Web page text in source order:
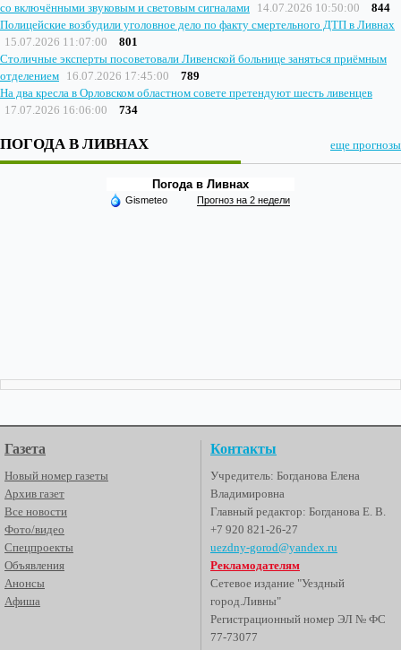
со включёнными звуковым и световым сигналами 14.07.2026 10:50:00
844
Полицейские возбудили уголовное дело по факту смертельного ДТП в Ливнах
15.07.2026 11:07:00
801
Столичные эксперты посоветовали Ливенской больнице заняться приёмным
отделением 16.07.2026 17:45:00
789
На два кресла в Орловском областном совете претендуют шесть ливенцев
17.07.2026 16:06:00
734
ПОГОДА В ЛИВНАХ еще прогнозы
Погода в Ливнах
Gismeteo Прогноз на 2 недели
Газета
Новый номер газеты
Архив газет
Все новости
Фото/видео
Спецпроекты
Объявления
Анонсы
Афиша
Контакты
Учредитель: Богданова Елена
Владимировна
Главный редактор: Богданова Е. В.
+7 920 821-26-27
uezdny-gorod@yandex.ru
Рекламодателям
Сетевое издание "Уездный
город.Ливны"
Регистрационный номер ЭЛ № ФС
77-73077